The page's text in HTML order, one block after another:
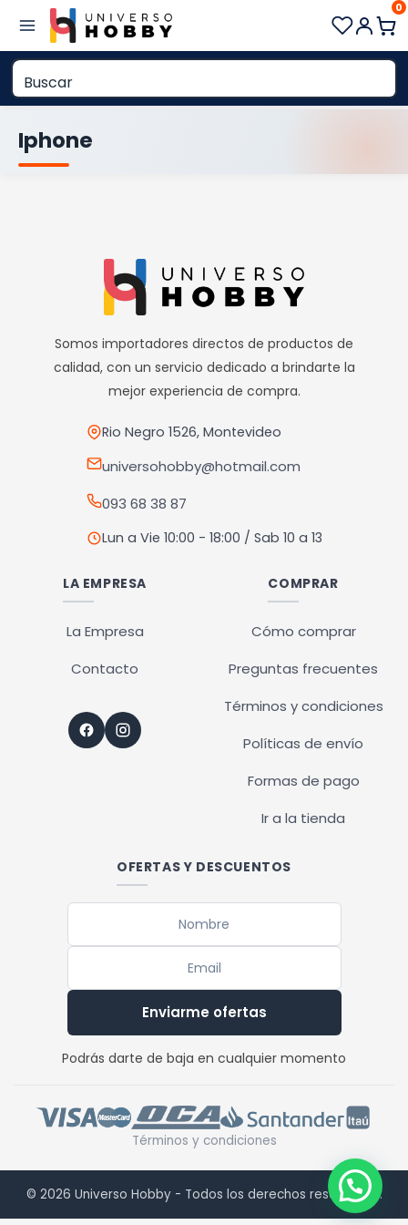
contenido
0
Iphone
Somos importadores directos de productos de
calidad, con un servicio dedicado a brindarte la
mejor experiencia de compra.
Rio Negro 1526, Montevideo
universohobby@hotmail.com
093 68 38 87
Lun a Vie 10:00 - 18:00 / Sab 10 a 13
LA EMPRESA
La Empresa
Contacto
COMPRAR
Cómo comprar
Preguntas frecuentes
Términos y condiciones
Políticas de envío
Formas de pago
Ir a la tienda
OFERTAS Y DESCUENTOS
Enviarme ofertas
Podrás darte de baja en cualquier momento
Términos y condiciones
© 2026 Universo Hobby - Todos los derechos reservados.